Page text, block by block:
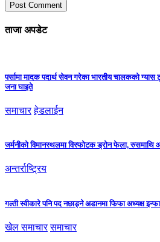
ताजा अपडेट
पर्सामा मादक पदार्थ सेवन गरेका भारतीय चालकको
जना घाइते
समाचार हेडलाईन
जर्मनीको विमानस्थलमा विस्फोटक ड्रोन फेला,
अन्तर्राष्ट्रिय
गल्ती स्वीकारे पनि पद नछाड्ने अडानमा फिफा अध्यक्ष
खेल समाचार समाचार